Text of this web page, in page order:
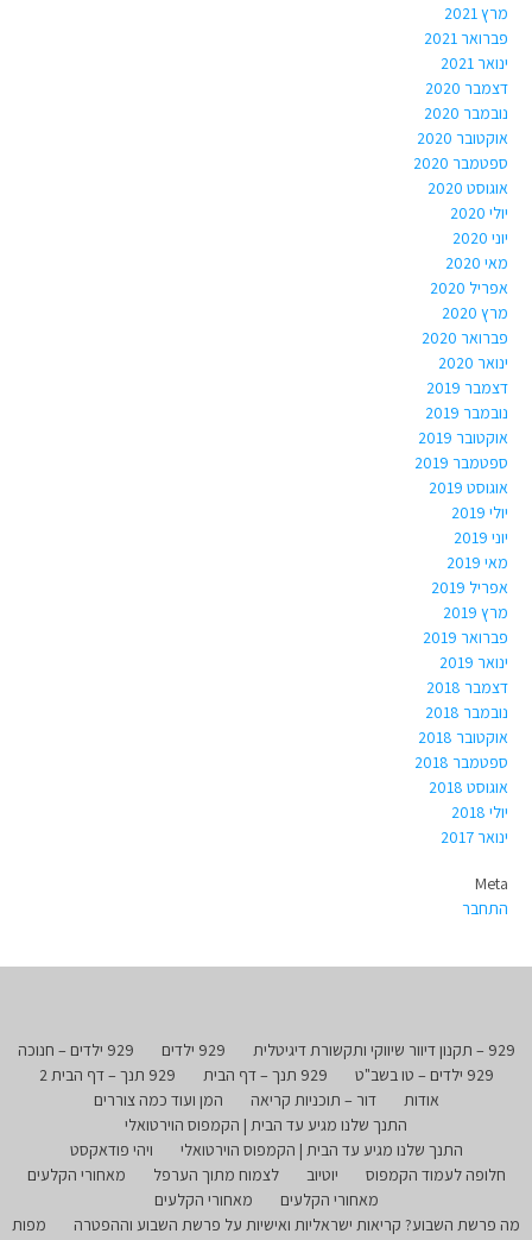
מרץ 2021
פברואר 2021
ינואר 2021
דצמבר 2020
נובמבר 2020
אוקטובר 2020
ספטמבר 2020
אוגוסט 2020
יולי 2020
יוני 2020
מאי 2020
אפריל 2020
מרץ 2020
פברואר 2020
ינואר 2020
דצמבר 2019
נובמבר 2019
אוקטובר 2019
ספטמבר 2019
אוגוסט 2019
יולי 2019
יוני 2019
מאי 2019
אפריל 2019
מרץ 2019
פברואר 2019
ינואר 2019
דצמבר 2018
נובמבר 2018
אוקטובר 2018
ספטמבר 2018
אוגוסט 2018
יולי 2018
ינואר 2017
Meta
התחבר
929 – תקנון דיוור שיווקי ותקשורת דיגיטלית 929 ילדים
929 ילדים – חנוכה
929 ילדים – טו בשב"ט
929 תנך – דף הבית
929 תנך – דף הבית 2
אודות
דור – תוכניות קריאה
המן ועוד כמה צוררים
התנך שלנו מגיע עד הבית | הקמפוס הוירטואלי
התנך שלנו מגיע עד הבית | הקמפוס הוירטואלי
ויהי פודאקסט
חלופה לעמוד הקמפוס
יוטיוב לצמוח מתוך הערפל
מאחורי הקלעים
מאחורי הקלעים
מאחורי הקלעים
מה פרשת השבוע? קריאות ישראליות ואישיות על פרשת השבוע וההפטרה
מפות